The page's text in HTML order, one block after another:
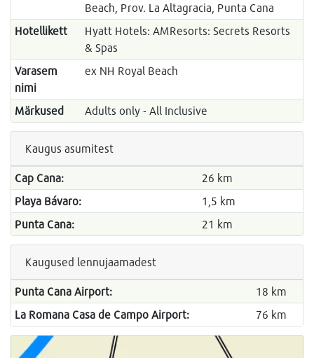
Beach, Prov. La Altagracia, Punta Cana
Hotellikett
Hyatt Hotels: AMResorts: Secrets Resorts
& Spas
Varasem
nimi
ex NH Royal Beach
Märkused Adults only - All Inclusive
Kaugus asumitest
Cap Cana:
26 km
Playa Bávaro:
1,5 km
Punta Cana:
21 km
Kaugused lennujaamadest
Punta Cana Airport:
18 km
La Romana Casa de Campo Airport:
76 km